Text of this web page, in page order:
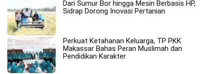
Dari Sumur Bor hingga Mesin Berbasis HP,
Sidrap Dorong Inovasi Pertanian
Perkuat Ketahanan Keluarga, TP PKK
Makassar Bahas Peran Muslimah dan
Pendidikan Karakter